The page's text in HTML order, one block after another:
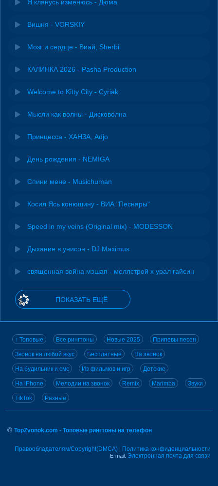
Я клянусь изменюсь - Дюма
Вишня - VORSKIY
Мозг и сердце - Виай, Sherbi
КАЛИНКА 2026 - Pasha Production
Welcome to Kitty City - Cyriak
Мысли как волны - Дисковолна
Принцесса - ХАНЗА, Adjo
День рождения - NEMIGA
Спини мене - Musichuman
Косил Ясь конюшину - ВИА "Песняры"
Speed in my veins (Original mix) - MODESSON
Дыхание в унисон - DJ Maximus
священная война мэшап - меллстрой х урал гайсин
ПОКАЗАТЬ ЕЩЁ
↑ Топовые Все рингтоны Новые 2025 Припевы песен
Звонок на любой вкус Бесплатные На звонок
На будильник и смс Из фильмов и игр Детские
На iPhone Мелодии на звонок Remix Marimba Звуки
TikTok Разные
© TopZvonok.com - Топовые рингтоны на телефон
Правообладателям/Copyright(DMCA) | Политика конфиденциальности
E-mail: Электронная почта для связи